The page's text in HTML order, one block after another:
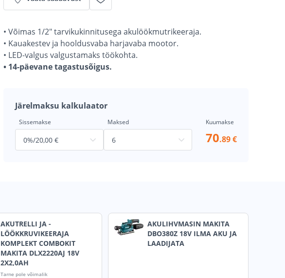
• Võimas 1/2" tarvikukinnitusega akulöökmutrikeeraja.
• Kauakestev ja hooldusvaba harjavaba mootor.
• LED-valgus valgustamaks töökohta.
• 14-päevane tagastusõigus.
Järelmaksu kalkulaator
Sissemakse Maksed Kuumakse
70.89 €
AKUTRELLI JA -
LÖÖKKRUVIKEERAJA
KOMPLEKT COMBOKIT
MAKITA DLX2220AJ 18V
2X2,0AH
Tarne pole võimalik
AKULIHVMASIN MAKITA
DBO380Z 18V ILMA AKU JA
LAADIJATA